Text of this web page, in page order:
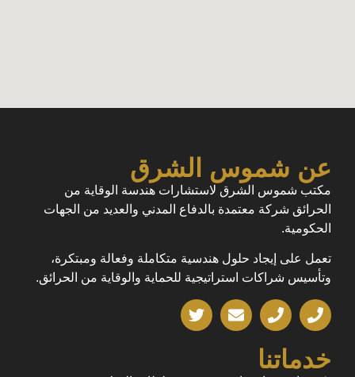
عن شموس الشرق
مكتب شموس الشرق لاستشارات هندسة الوقاية من
الحرائق شركة معتمدة بالدفاع المدني والعديد من الجهات
الحكومية.
تعمل على إيجاد حلول هندسية متكاملة وفعالة ومبتكرة،
وتأسيس شراكات استراتيجية للحماية والوقاية من الحرائق.
خدماتنا